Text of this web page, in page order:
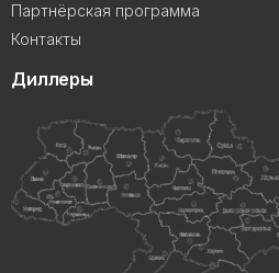
Партнёрская программа
Контакты
Диллеры